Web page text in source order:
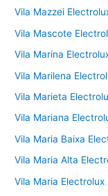
Vila Mazzei
Vila Mascote
Vila Marina
Vila Marilena
Vila Marieta
Vila Mariana
Vila Maria Baixa
Vila Maria Alta
Vila Maria